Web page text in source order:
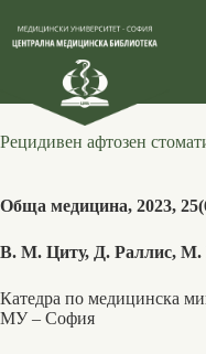
content
Рецидивен афтозен
Обща медицина, 2023,
В. М. Циту, Д. Раллис, М.
Катедра по медицинска
МУ – София